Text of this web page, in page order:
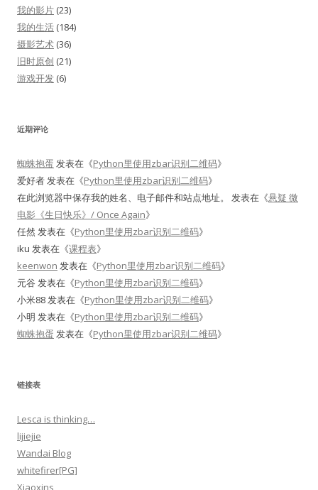
我的影片 (23)
我的生活 (184)
摄影艺术 (36)
旧时原创 (21)
游戏开发 (6)
近期评论
蜘蛛抱蛋 发表在《Python里使用zbar识别二维码》
爱好者发表在《Python里使用zbar识别二维码》
在此浏览器中保存我的姓名、电子邮件和站点地址。
发表在《悬疑 微
电影《生日快乐》/ Once Again》
任然 发表在《Python里使用zbar识别二维码》
iku 发表在《课程表》
keenwon 发表在《Python里使用zbar识别二维码》
元谷发表在《Python里使用zbar识别二维码》
小米88发表在《Python里使用zbar识别二维码》
小明 发表在《Python里使用zbar识别二维码》
蜘蛛抱蛋 发表在《Python里使用zbar识别二维码》
链接表
Lesca is thinking…
lijiejie
Wandai Blog
whitefirer[PG]
Xiaoxins